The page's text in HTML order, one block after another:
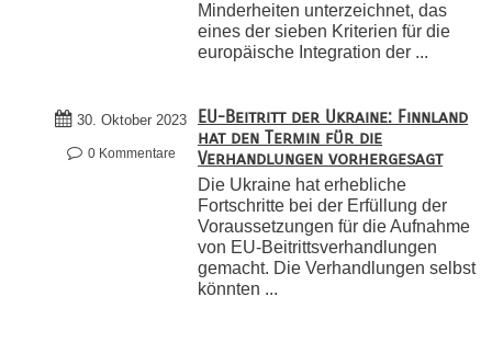
Minderheiten unterzeichnet, das
eines der sieben Kriterien für die
europäische Integration der ...
30. Oktober 2023
0 Kommentare
EU-Beitritt der Ukraine: Finnland
hat den Termin für die
Verhandlungen vorhergesagt
Die Ukraine hat erhebliche
Fortschritte bei der Erfüllung der
Voraussetzungen für die Aufnahme
von EU-Beitrittsverhandlungen
gemacht. Die Verhandlungen selbst
könnten ...